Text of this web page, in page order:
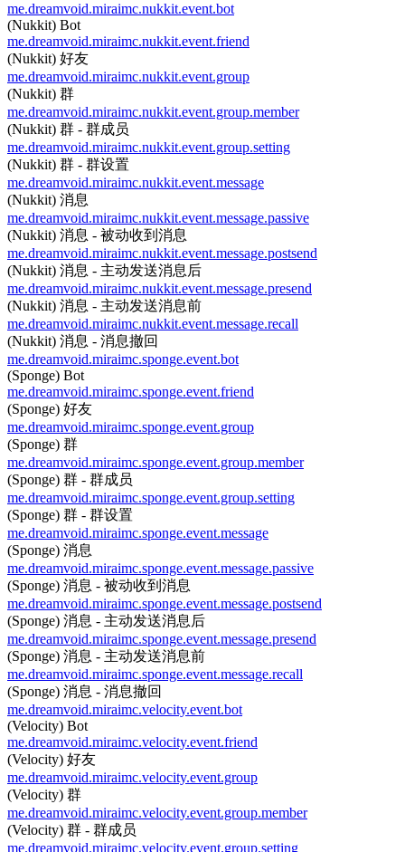
me.dreamvoid.miraimc.nukkit.event.bot
(Nukkit) Bot
me.dreamvoid.miraimc.nukkit.event.friend
(Nukkit) 好友
me.dreamvoid.miraimc.nukkit.event.group
(Nukkit) 群
me.dreamvoid.miraimc.nukkit.event.group.member
(Nukkit) 群 - 群成员
me.dreamvoid.miraimc.nukkit.event.group.setting
(Nukkit) 群 - 群设置
me.dreamvoid.miraimc.nukkit.event.message
(Nukkit) 消息
me.dreamvoid.miraimc.nukkit.event.message.passive
(Nukkit) 消息 - 被动收到消息
me.dreamvoid.miraimc.nukkit.event.message.postsend
(Nukkit) 消息 - 主动发送消息后
me.dreamvoid.miraimc.nukkit.event.message.presend
(Nukkit) 消息 - 主动发送消息前
me.dreamvoid.miraimc.nukkit.event.message.recall
(Nukkit) 消息 - 消息撤回
me.dreamvoid.miraimc.sponge.event.bot
(Sponge) Bot
me.dreamvoid.miraimc.sponge.event.friend
(Sponge) 好友
me.dreamvoid.miraimc.sponge.event.group
(Sponge) 群
me.dreamvoid.miraimc.sponge.event.group.member
(Sponge) 群 - 群成员
me.dreamvoid.miraimc.sponge.event.group.setting
(Sponge) 群 - 群设置
me.dreamvoid.miraimc.sponge.event.message
(Sponge) 消息
me.dreamvoid.miraimc.sponge.event.message.passive
(Sponge) 消息 - 被动收到消息
me.dreamvoid.miraimc.sponge.event.message.postsend
(Sponge) 消息 - 主动发送消息后
me.dreamvoid.miraimc.sponge.event.message.presend
(Sponge) 消息 - 主动发送消息前
me.dreamvoid.miraimc.sponge.event.message.recall
(Sponge) 消息 - 消息撤回
me.dreamvoid.miraimc.velocity.event.bot
(Velocity) Bot
me.dreamvoid.miraimc.velocity.event.friend
(Velocity) 好友
me.dreamvoid.miraimc.velocity.event.group
(Velocity) 群
me.dreamvoid.miraimc.velocity.event.group.member
(Velocity) 群 - 群成员
me.dreamvoid.miraimc.velocity.event.group.setting